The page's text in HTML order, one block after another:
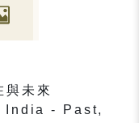
與未來
India - Past,